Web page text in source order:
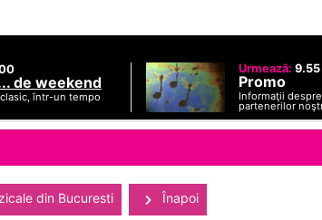
de weekend
într-un tempo
Urmează: 9.55
Promo
Informaţii
partenerilor
din Bucuresti Înapoi